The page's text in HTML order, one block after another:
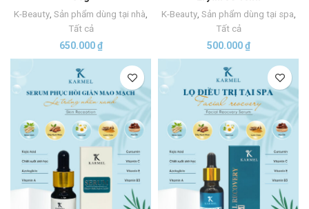
K-Beauty, Sản phẩm dùng tại nhà,
Tất cả
650.000₫
K-Beauty, Sản phẩm dùng tại spa,
Tất cả
500.000₫